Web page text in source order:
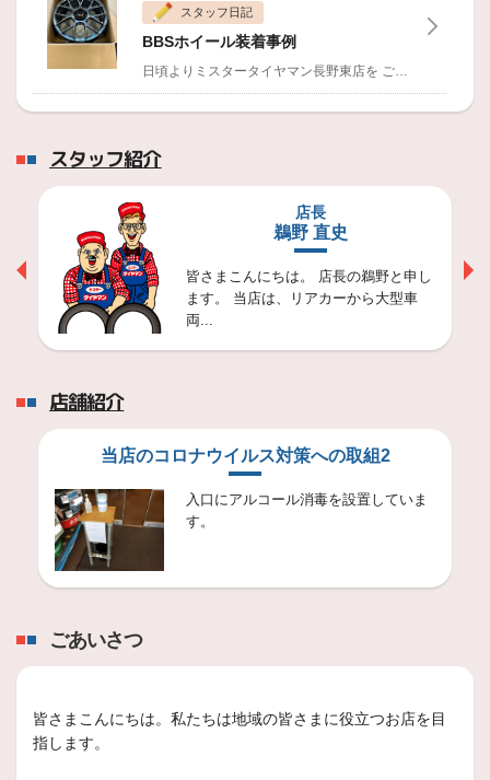
2026年1月29日
2月休業日のお知らせ
スタッフ日記
BBSホイール装着事例
日頃よりミスタータイヤマン長野東店を ご利用いただきありがとうございます。
2026年7月3日
スタッフ日記
パンクにご注意ください
愛車のタイヤ点検をしましょう。
2026年6月19日
梅雨になりましたね！
雨が降っていますね！
スタッフ紹介
店長
鵜野 直史
皆さまこんにちは。 店長の鵜野と申し
ます。 当店は、リアカーから大型車
両...
店舗紹介
当店のコロナウイルス対策への取組2
入口にアルコール消毒を設置していま
す。
ごあいさつ
皆さまこんにちは。私たちは地域の皆さまに役立つお店を目
指します。